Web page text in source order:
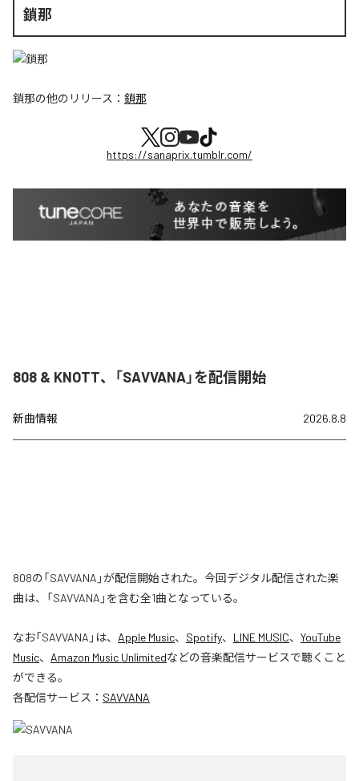
鎖那
鎖那の他のリリース： 鎖那
https://sanaprix.tumblr.com/
808 & KNOTT、「SAVVANA」を配信開始
新曲情報 2026.8.8
808の「SAVVANA」が配信開始された。今回デジタル配信された楽
曲は、「SAVVANA」を含む全1曲となっている。
なお「SAVVANA 」は、 Apple Music、 Spotify、 LINE MUSIC、 YouTube
Music、 Amazon Music Unlimitedなどの音楽配信サービスで聴くこと
ができる。
各配信サービス： SAVVANA